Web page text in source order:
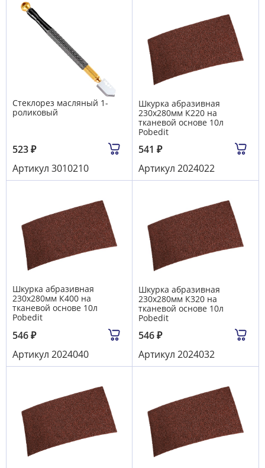
Стеклорез масляный 1-
роликовый
523₽
Артикул 3010210
Шкурка абразивная
230х280мм К220 на
тканевой основе 10л
Pobedit
541 ₽
Артикул 2024022
Шкурка абразивная
230х280мм К400 на
тканевой основе 10л
Pobedit
546₽
Артикул 2024040
Шкурка абразивная
230х280мм К320 на
тканевой основе 10л
Pobedit
546₽
Артикул 2024032